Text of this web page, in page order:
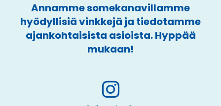
Annamme somekanavillamme
hyödyllisiä vinkkejä ja tiedotamme
ajankohtaisista asioista. Hyppää
mukaan!